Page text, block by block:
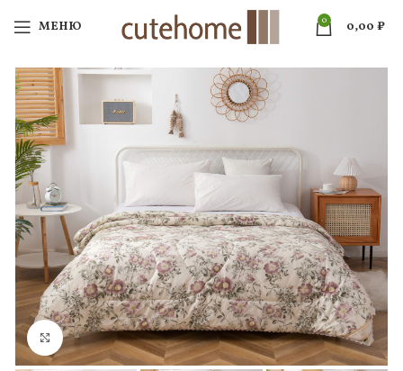
МЕНЮ 0 0,00 ₽
Нажмите, чтобы увеличить